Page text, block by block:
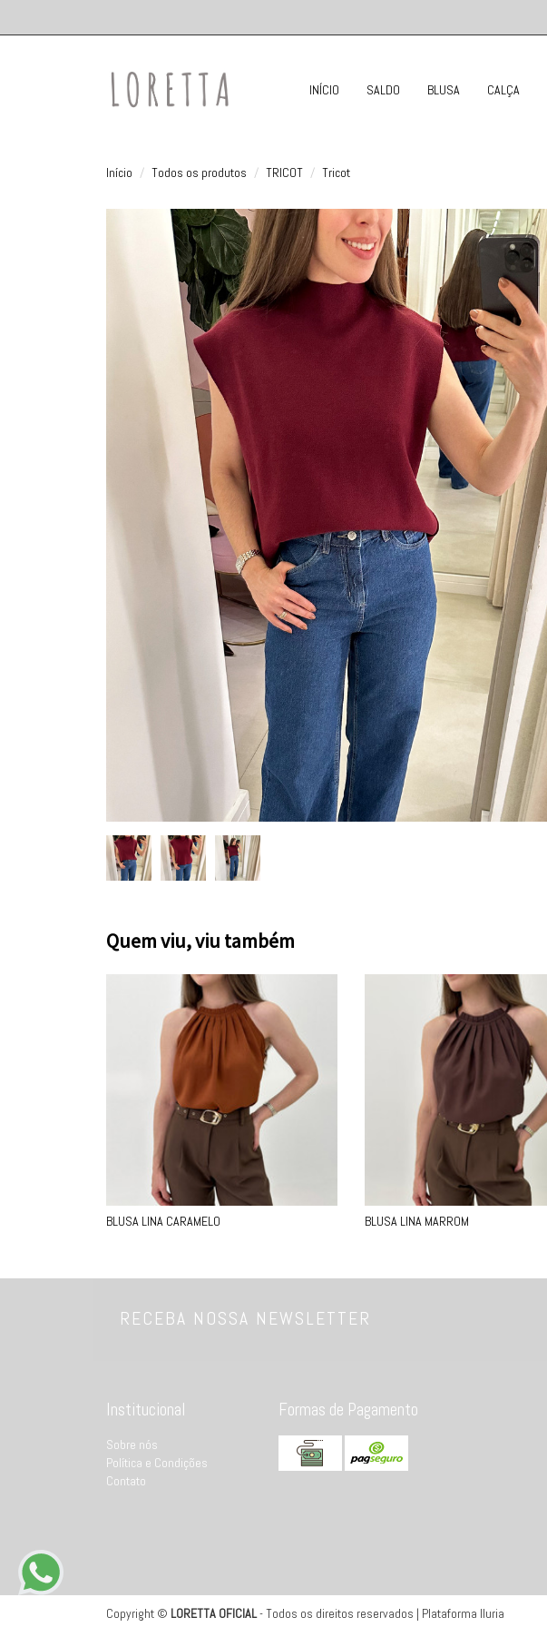
INÍCIO SALDO BLUSA CALÇA
Início Todos os produtos TRICOT Tricot
Quem viu, viu também
BLUSA LINA CARAMELO BLUSA LINA MARROM
RECEBA NOSSA NEWSLETTER
Institucional
Sobre nós
Política e Condições
Contato
Formas de Pagamento
Copyright © LORETTA OFICIAL- Todos os direitos reservados | Plataforma Iluria